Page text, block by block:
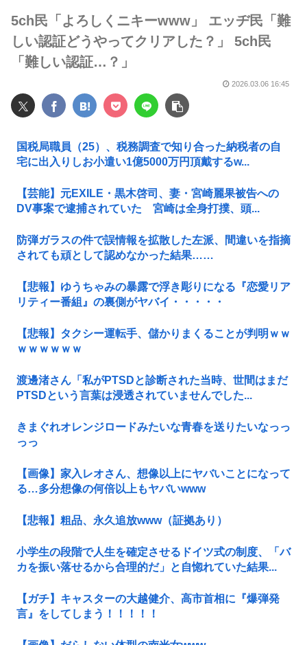
5ch民「よろしくニキーwww」 エッヂ民「難
しい認証どうやってクリアした？」 5ch民
「難しい認証…？」
2026.03.06 16:45
国税局職員（25）、税務調査で知り合った納税者の自
宅に出入りしお小遣い1億5000万円頂戴するw...
【芸能】元EXILE・黒木啓司、妻・宮崎麗果被告への
DV事案で逮捕されていた 宮崎は全身打撲、頭...
防弾ガラスの件で誤情報を拡散した左派、間違いを指摘
されても頑として認めなかった結果……
【悲報】ゆうちゃみの暴露で浮き彫りになる『恋愛リア
リティー番組』の裏側がヤバイ・・・・・
【悲報】タクシー運転手、儲かりまくることが判明ｗｗ
ｗｗｗｗｗｗ
渡邊渚さん「私がPTSDと診断された当時、世間はまだ
PTSDという言葉は浸透されていませんでした...
きまぐれオレンジロードみたいな青春を送りたいなっっ
っっ
【画像】家入レオさん、想像以上にヤバいことになって
る…多分想像の何倍以上もヤバいwww
【悲報】粗品、永久追放www（証拠あり）
小学生の段階で人生を確定させるドイツ式の制度、「バ
カを振い落せるから合理的だ」と自惚れていた結果...
【ガチ】キャスターの大越健介、高市首相に『爆弾発
言』をしてしまう！！！！！